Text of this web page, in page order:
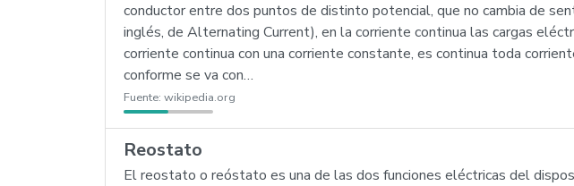
conductor entre dos puntos de distinto potencial, que no cambia de
inglés, de Alternating Current), en la corriente continua las cargas
corriente continua con una corriente constante, es continua toda
conforme se va con…
Fuente: wikipedia.org
Reostato
El reostato o reóstato es una de las dos funciones eléctricas del